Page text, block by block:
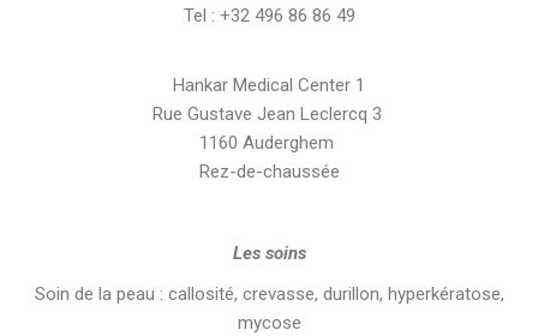
Tel : +32 496 86 86 49
Hankar Medical Center 1
Rue Gustave Jean Leclercq 3
1160 Auderghem
Rez-de-chaussée
Les soins
Soin de la peau : callosité, crevasse, durillon, hyperkératose,
mycose